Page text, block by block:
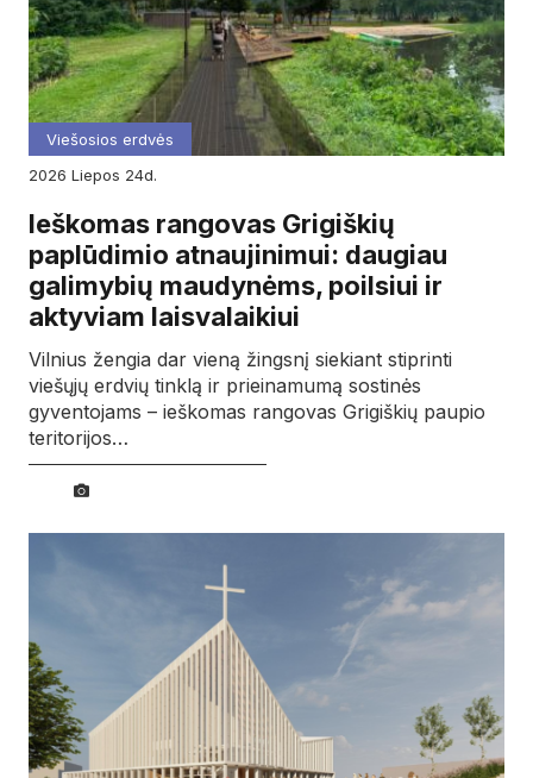
Viešosios erdvės
2026
liepos 24d.
Ieškomas rangovas Grigiškių
paplūdimio atnaujinimui: daugiau
galimybių maudynėms, poilsiui ir
aktyviam laisvalaikiui
Vilnius žengia dar vieną žingsnį siekiant stiprinti
viešųjų erdvių tinklą ir prieinamumą sostinės
gyventojams – ieškomas rangovas Grigiškių paupio
teritorijos…